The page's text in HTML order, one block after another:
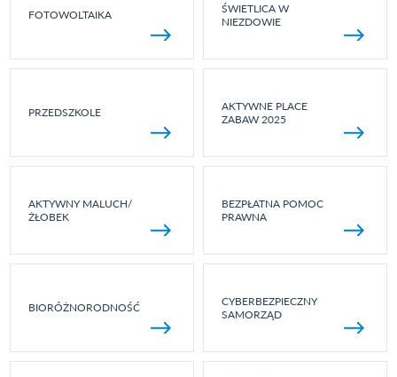
FOTOWOLTAIKA
ŚWIETLICA W
NIEZDOWIE
PRZEDSZKOLE
AKTYWNE PLACE
ZABAW 2025
AKTYWNY MALUCH/
ŻŁOBEK
BEZPŁATNA POMOC
PRAWNA
BIORÓŻNORODNOŚĆ
CYBERBEZPIECZNY
SAMORZĄD